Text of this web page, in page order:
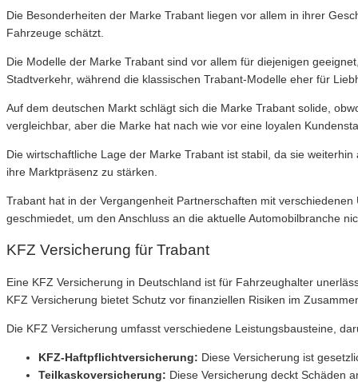
Die Besonderheiten der Marke Trabant liegen vor allem in ihrer
Fahrzeuge schätzt.
Die Modelle der Marke Trabant sind vor allem für diejenigen
Stadtverkehr, während die klassischen Trabant-Modelle eher für
Auf dem deutschen Markt schlägt sich die Marke Trabant solide,
vergleichbar, aber die Marke hat nach wie vor eine loyalen
Die wirtschaftliche Lage der Marke Trabant ist stabil, da sie
ihre Marktpräsenz zu stärken.
Trabant hat in der Vergangenheit Partnerschaften mit
geschmiedet, um den Anschluss an die aktuelle Automobilbranche
KFZ Versicherung für Trabant
Eine KFZ Versicherung in Deutschland ist für Fahrzeughalter
KFZ Versicherung bietet Schutz vor finanziellen Risiken im
Die KFZ Versicherung umfasst verschiedene Leistungsbausteine,
KFZ-Haftpflichtversicherung: Diese Versicherung ist
Teilkaskoversicherung: Diese Versicherung deckt Schäden